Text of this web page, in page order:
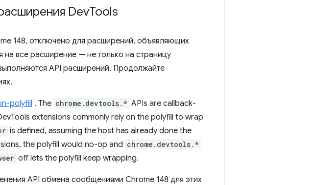
DevTools
148, отключено для расширений, объявляющих
на все расширение — не только на страницу
API расширений. Продолжайте
polyfill . The chrome.devtools.* APIs are callback-
extensions commonly rely on the polyfill to wrap
is defined, assuming the host has already done the
the polyfill would no-op and chrome.devtools.*
off lets the polyfill keep wrapping.
API обмена сообщениями Chrome 148 для этих